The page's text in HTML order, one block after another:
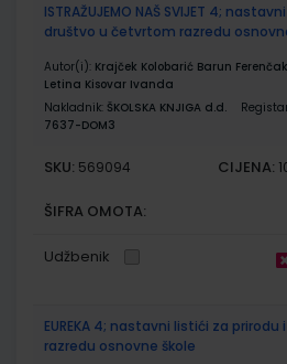
ISTRAŽUJEMO NAŠ SVIJET 4;
društvo u četvrtom razredu
Autor(i): Krajček Kolobarić Barun
Letina Kisovar Ivanda
Nakladnik: ŠKOLSKA KNJIGA d.d.
7637-DOM3
SKU: 569094 CIJENA:
ŠIFRA OMOTA:
Udžbenik
EUREKA 4; nastavni listići za
razredu osnovne škole